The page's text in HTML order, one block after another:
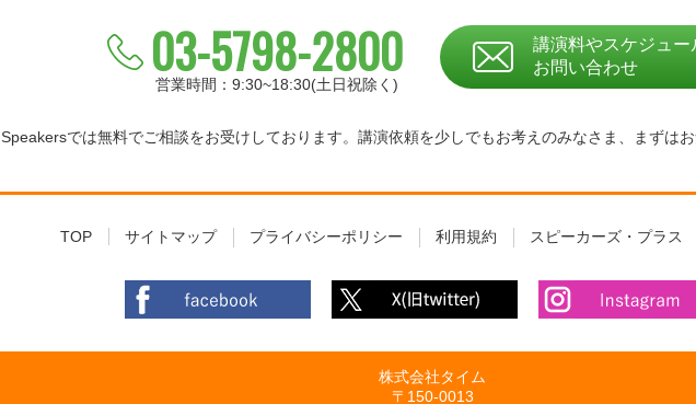
03-5798-2800
営業時間：9:30~18:30(土日祝除く)
講演料やスケジュー
お問い合わせ
Speakersでは無料でご相談をお受けしております。 講演依頼を少しでもお考えのみなさま、 まずは
TOP サイトマップ プライバシーポリシー 利用規約 スピーカーズ・プラス
株式会社タイム
〒150-0013